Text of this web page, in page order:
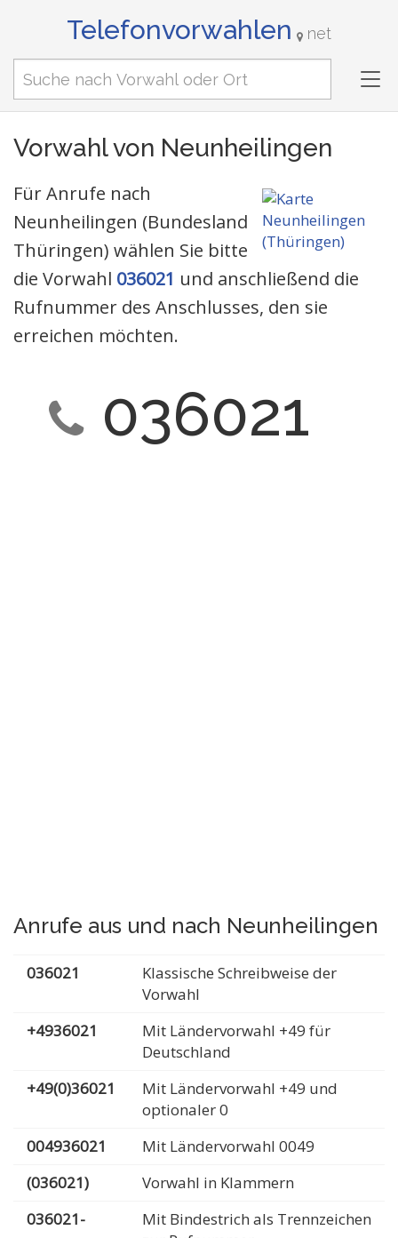
Telefonvorwahlen net
Vorwahl von Neunheilingen
Für Anrufe nach
Neunheilingen (Bundesland
Thüringen) wählen Sie bitte
die Vorwahl 036021 und anschließend die
Rufnummer des Anschlusses, den sie
erreichen möchten.
036021
Anrufe aus und nach Neunheilingen
036021
Klassische Schreibweise der
Vorwahl
+4936021
Mit Ländervorwahl +49 für
Deutschland
+49(0)36021
Mit Ländervorwahl +49 und
optionaler 0
004936021
Mit Ländervorwahl 0049
(036021)
Vorwahl in Klammern
036021-
Mit Bindestrich als Trennzeichen